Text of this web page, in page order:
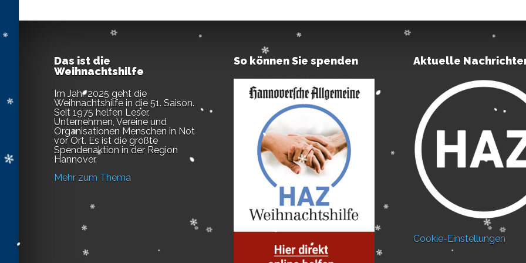
Das ist die
Weihnachtshilfe
Im Jahr 2025 geht die
Weihnachtshilfe in die 51. Saison.
Seit 1975 helfen Leser,
Unternehmen, Vereine und
Organisationen Menschen in Not
vor Ort. Es ist die größte
Spendenaktion in der Region
Hannover.
Mehr zum Thema
So können Sie spenden Aktuelle
Cookie-Einstellungen